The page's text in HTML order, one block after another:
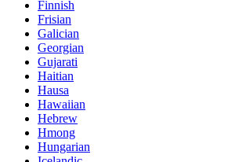
Finnish
Frisian
Galician
Georgian
Gujarati
Haitian
Hausa
Hawaiian
Hebrew
Hmong
Hungarian